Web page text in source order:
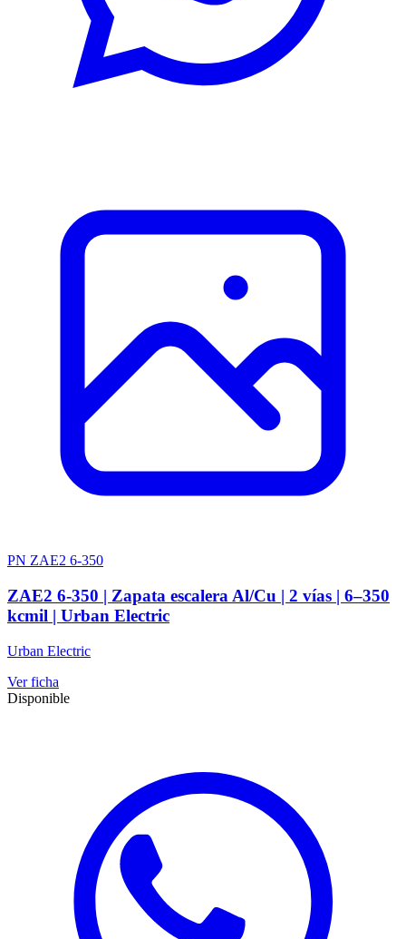
PN ZAE2 6-350
ZAE2 6-350 | Zapata escalera Al/Cu | 2 vías | 6–350
kcmil | Urban Electric
Urban Electric
Ver ficha
Disponible